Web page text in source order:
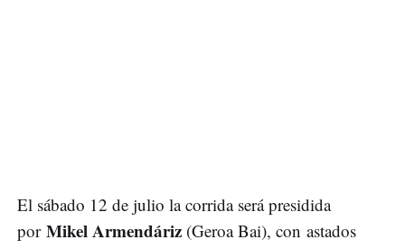
El sábado 12 de julio la corrida será presidida
por Mikel Armendáriz (Geroa Bai), con astados